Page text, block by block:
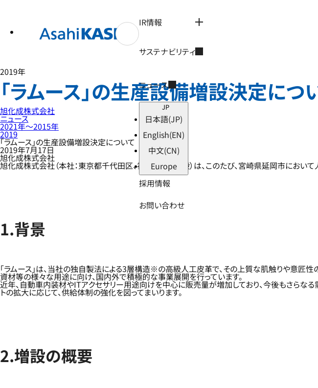
IR情報
サステナビリティ
ニュース
JP
日本語(JP)
English(EN)
中文(CN)
Europe
採用情報
お問い合わせ
2019年
「ラムース」の生産設備増設決定につ
旭化成株式会社
ニュース
2021年〜2015年
2019
「ラムース」の生産設備増設決定について
2019年7月17日
旭化成株式会社
旭化成株式会社（本社：東京都千代田区、社長：小堀 秀毅）は、このたび、宮崎県延岡市におい
1.背景
「ラムース」は、当社の独自製法による3層構造※の高級人工皮革で、その上質な肌触りや意匠
資材等の様々な用途に向け、国内外で積極的な事業展開を行っています。
近年、自動車内装材やITアクセサリー用途向けを中心に販売量が増加しており、今後もさらな
トの拡大に応じて、供給体制の強化を図ってまいります。
2.増設の概要